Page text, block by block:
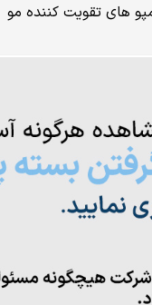
های تقویت کننده مو